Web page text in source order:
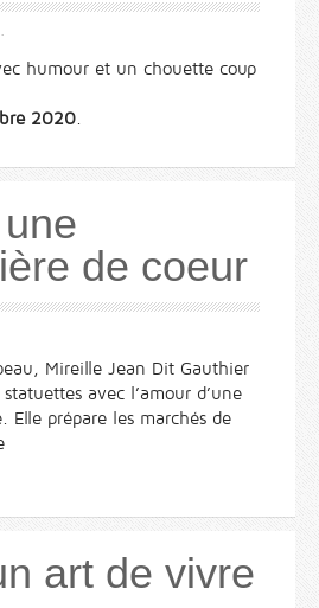
.
humour et un chouette coup
2020.
de coeur
Mireille Jean Dit Gauthier
avec l’amour d’une
Elle prépare les marchés de
art de vivre